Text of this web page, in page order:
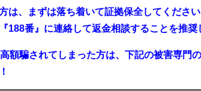
は、まずは落ち着いて証拠保全してくださ
188番』に連絡して返金相談することを推奨
額騙されてしまった方は、下記の被害専門